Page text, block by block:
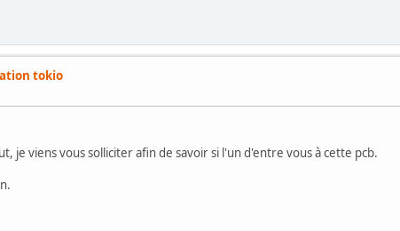
tokio
je viens vous solliciter afin de savoir si l'un d'entre vous à cette pcb.